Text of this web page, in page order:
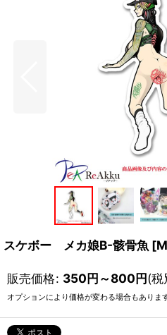
スケボー メカ娘B-骸骨魚 [
販売価格: 350円～800円(税
オプションにより価格が変わる場合もあります